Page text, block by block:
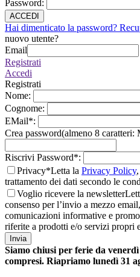
Password:
ACCEDI
Hai dimenticato la password?
nuovo utente?
Email
Registrati
Accedi
Registrati
Nome:
Cognome:
EMail*:
Crea password(almeno 8
Riscrivi Password*:
Privacy*Letta la Privacy Policy
trattamento dei dati secondo le
Voglio ricevere la newsletter
consenso per l’invio a mezzo
comunicazioni informative e
riferite a prodotti e/o servizi propri
Invia
Siamo chiusi per ferie da
compresi. Riapriamo lunedì 31